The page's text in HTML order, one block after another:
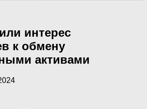
интерес
к обмену
активами